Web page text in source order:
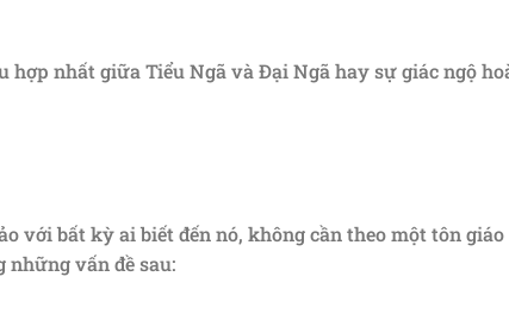
hợp nhất giữa Tiểu Ngã và Đại Ngã hay sự giác ngộ
với bất kỳ ai biết đến nó, không cần theo một tôn
những vấn đề sau: